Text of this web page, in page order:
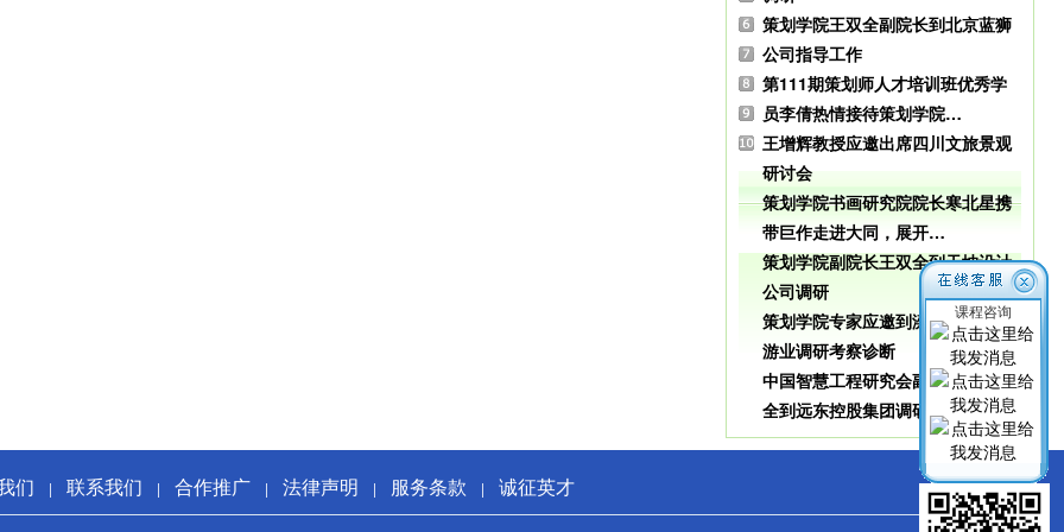
策划学院王双全副院长到北京蓝狮
公司指导工作
第111期策划师人才培训班优秀学
员李倩热情接待策划学院…
王增辉教授应邀出席四川文旅景观
研讨会
策划学院书画研究院院长寒北星携
带巨作走进大同，展开…
策划学院副院长王双全到天坤设计
公司调研
策划学院专家应邀到滦南县进行旅
游业调研考察诊断
中国智慧工程研究会副秘书长王双
全到远东控股集团调研…
们 | 联系我们 | 合作推广| 法律声明 | 服务条款 | 诚征英才
课程咨询